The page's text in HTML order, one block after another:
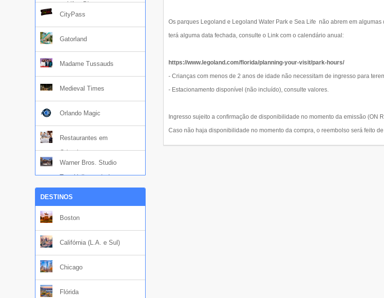
to Life - Disney
CityPass
Gatorland
Madame Tussauds
Medieval Times
Orlando Magic
Restaurantes em
Orlando
Warner Bros. Studio
Tour Hollywood - Los
DESTINOS
Boston
Califórnia (L.A. e Sul)
Chicago
Flórida
Os parques Legoland e Legoland Water Park e Sea Life não abrem em
terá alguma data fechada, consulte o Link com o calendário anual:
https://www.legoland.com/florida/planning-your-visit/park-hours/
- Crianças com menos de 2 anos de idade não necessitam de ingresso para
- Estacionamento disponível (não incluído), consulte valores.
Ingresso sujeito a confirmação de disponibilidade no momento da emissão (ON
Caso não haja disponibilidade no momento da compra, o reembolso será feito de